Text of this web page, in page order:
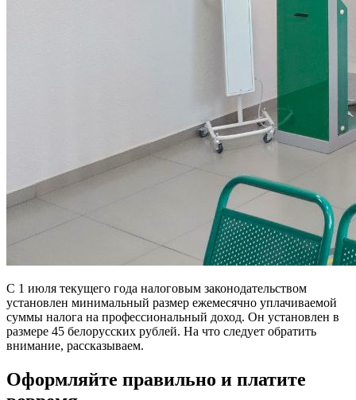
С 1 июля текущего года налоговым законодательством
установлен минимальный размер ежемесячно уплачиваемой
суммы налога на профессиональный доход. Он установлен в
размере 45 белорусских рублей. На что следует обратить
внимание, рассказываем.
Оформляйте правильно и платите